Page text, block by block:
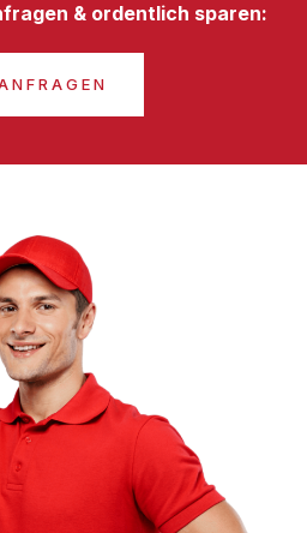
& ordentlich sparen: